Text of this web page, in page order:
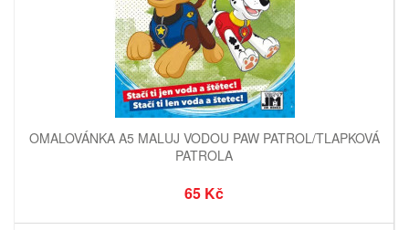
OMALOVÁNKA A5 MALUJ VODOU PAW PATROL/TLAPKOVÁ
PATROLA
65 Kč